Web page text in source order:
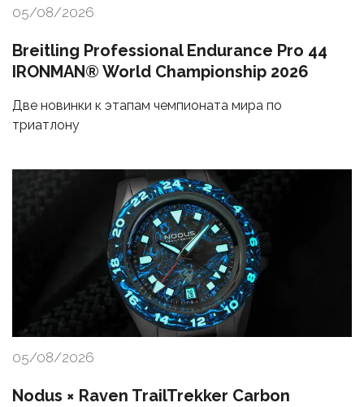
05/08/2026
Breitling Professional Endurance Pro 44
IRONMAN® World Championship 2026
Две новинки к этапам чемпионата мира по
триатлону
05/08/2026
Nodus × Raven TrailTrekker Carbon